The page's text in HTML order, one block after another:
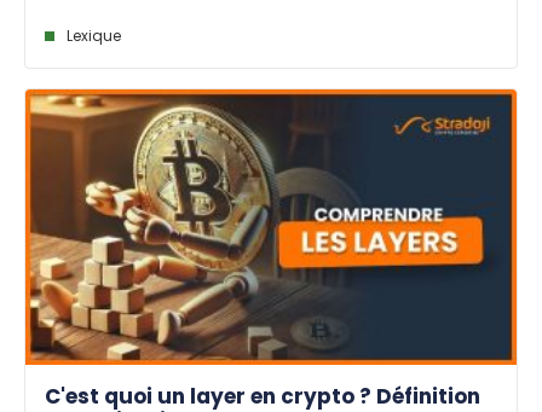
Lexique
C'est quoi un layer en crypto ? Définition